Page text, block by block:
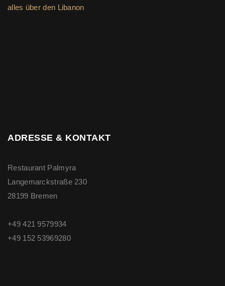
alles über den Libanon
ADRESSE & KONTAKT
Restaurant Palmyra
Langemarckstraße 230
28199 Bremen
+49 421 9579934
+49 ‭152 53969280‬